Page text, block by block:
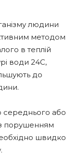
людини
методом
в теплій
води 24С,
до
середнього або
порушенням
швидко